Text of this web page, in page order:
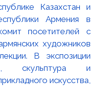
Казахстан и
Армения в
посетителей с
художников
В экспозиции
скульптура и
искусства,